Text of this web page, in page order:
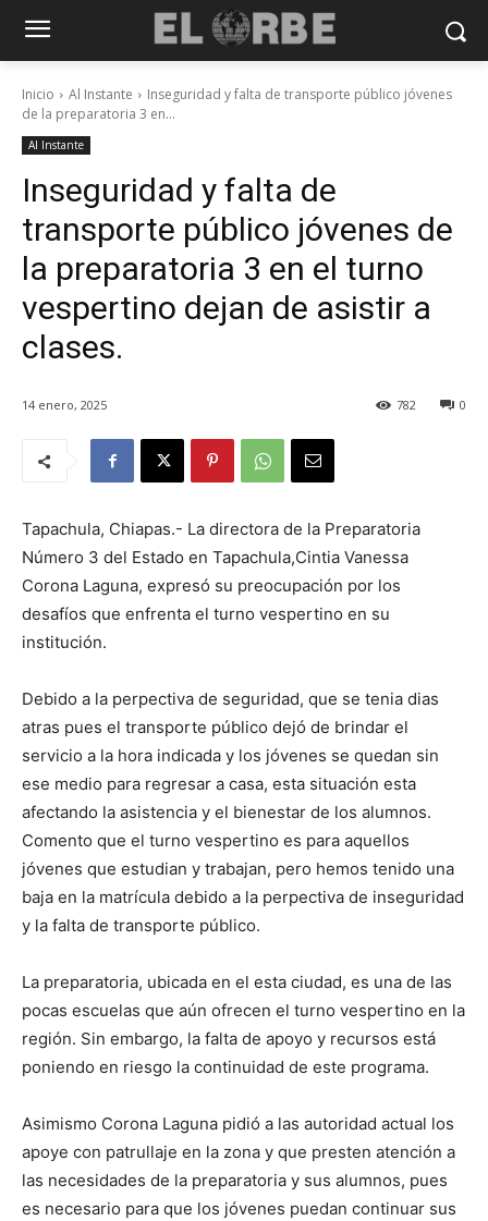
Inicio Al Instante
Inseguridad y falta de transporte público jóvenes
de la preparatoria 3 en...
Al Instante
Inseguridad y falta de
transporte público jóvenes de
la preparatoria 3 en el turno
vespertino dejan de asistir a
clases.
14 enero, 2025 0
782
Tapachula, Chiapas.- La directora de la Preparatoria
Número 3 del Estado en Tapachula,Cintia Vanessa
Corona Laguna, expresó su preocupación por los
desafíos que enfrenta el turno vespertino en su
institución.
Debido a la perpectiva de seguridad, que se tenia dias
atras pues el transporte público dejó de brindar el
servicio a la hora indicada y los jóvenes se quedan sin
ese medio para regresar a casa, esta situación esta
afectando la asistencia y el bienestar de los alumnos.
Comento que el turno vespertino es para aquellos
jóvenes que estudian y trabajan, pero hemos tenido una
baja en la matrícula debido a la perpectiva de inseguridad
y la falta de transporte público.
La preparatoria, ubicada en el esta ciudad, es una de las
pocas escuelas que aún ofrecen el turno vespertino en la
región. Sin embargo, la falta de apoyo y recursos está
poniendo en riesgo la continuidad de este programa.
Asimismo Corona Laguna pidió a las autoridad actual los
apoye con patrullaje en la zona y que presten atención a
las necesidades de la preparatoria y sus alumnos, pues
es necesario para que los jóvenes puedan continuar sus